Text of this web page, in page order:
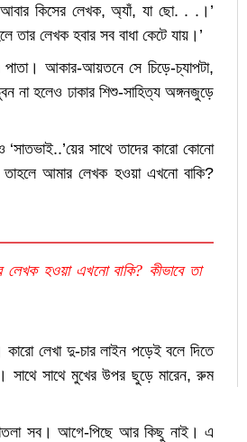
কিসের লেখক, অ্যাঁ, যা ছো. . .।’
লেখক হবার সব বাধা কেটে যায়।’
পাতা। আকার-আয়তনে সে চিড়ে-চ্যাপটা,
হলেও ঢাকার শিশু-সাহিত্য অঙ্গনজুড়ে
সাথে তাদের কারো কোনো
তাহলে আমার লেখক হওয়া এখনো বাকি?
হওয়া এখনো বাকি? কীভাবে তা
লেখা দু-চার লাইন পড়েই বলে দিতে
সাথে সাথে মুখের উপর ছুড়ে মারেন, রুম
সব। আগে-পিছে আর কিছু নাই। এ